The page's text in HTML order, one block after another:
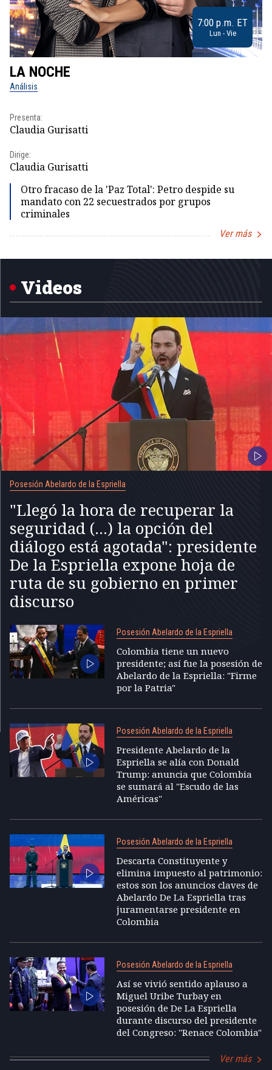
7:00 p.m. ET
Lun - Vie
LA NOCHE
Análisis
Presenta:
Claudia Gurisatti
Dirige:
Claudia Gurisatti
Otro fracaso de la 'Paz Total': Petro despide su
mandato con 22 secuestrados por grupos
criminales
Ver más
Videos
Posesión Abelardo de la Espriella
"Llegó la hora de recuperar la
seguridad (...) la opción del
diálogo está agotada": presidente
De la Espriella expone hoja de
ruta de su gobierno en primer
discurso
Posesión Abelardo de la Espriella
Colombia tiene un nuevo
presidente; así fue la posesión de
Abelardo de la Espriella: "Firme
por la Patria"
Posesión Abelardo de la Espriella
Presidente Abelardo de la
Espriella se alía con Donald
Trump: anuncia que Colombia
se sumará al "Escudo de las
Américas"
Posesión Abelardo de la Espriella
Descarta Constituyente y
elimina impuesto al patrimonio:
estos son los anuncios claves de
Abelardo De La Espriella tras
juramentarse presidente en
Colombia
Posesión Abelardo de la Espriella
Así se vivió sentido aplauso a
Miguel Uribe Turbay en
posesión de De La Espriella
durante discurso del presidente
del Congreso: "Renace Colombia"
Ver más